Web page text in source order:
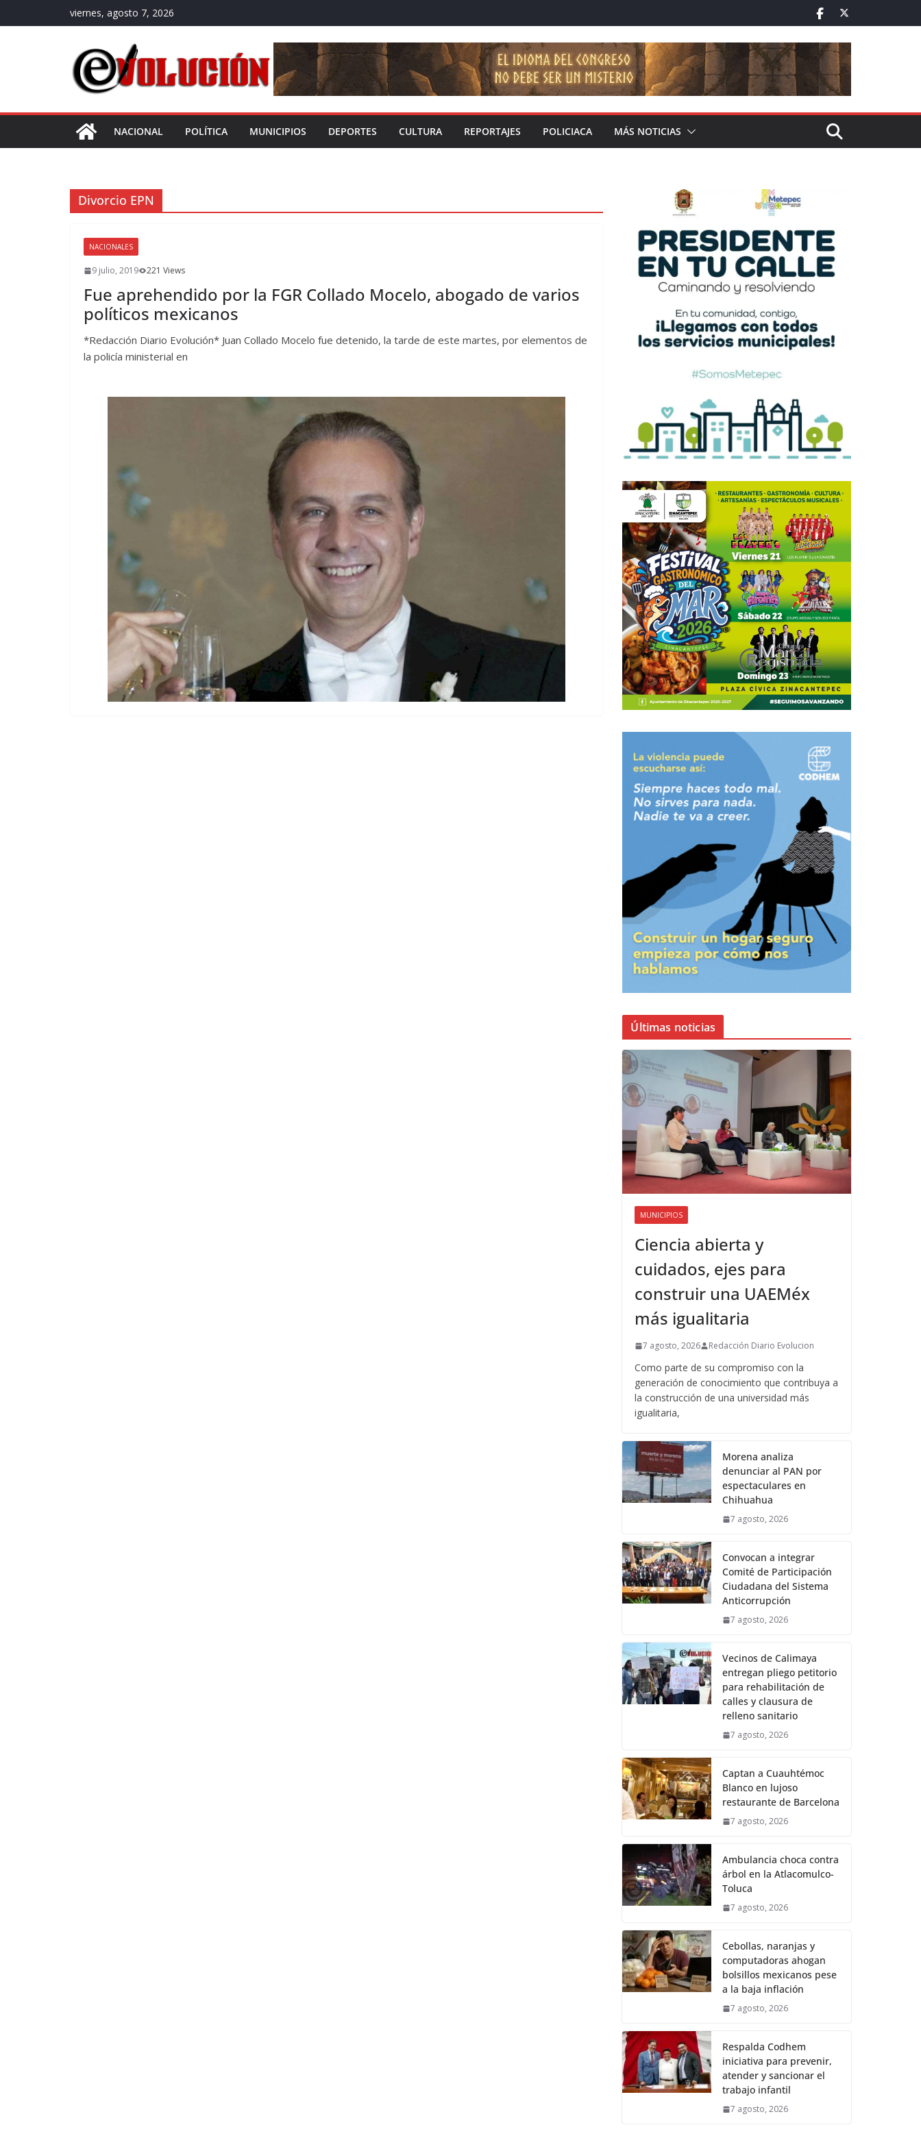
al
viernes, agosto 7, 2026
NACIONAL POLÍTICA MUNICIPIOS DEPORTES CULTURA REPORTAJES POLICIACA MÁS NOTICIAS
Divorcio EPN
NACIONALES
9 julio, 2019 221 Views
Fue aprehendido por la FGR Collado Mocelo, abogado de varios
políticos mexicanos
*Redacción Diario Evolución* Juan Collado Mocelo fue detenido, la tarde de este martes, por elementos de
la policía ministerial en
Últimas noticias
MUNICIPIOS
Ciencia abierta y
cuidados, ejes para
construir una UAEMéx
más igualitaria
7 agosto, 2026 Redacción Diario Evolucion
Como parte de su compromiso con la
generación de conocimiento que contribuya a
la construcción de una universidad más
igualitaria,
Morena analiza
denunciar al PAN por
espectaculares en
Chihuahua
7 agosto, 2026
Convocan a integrar
Comité de Participación
Ciudadana del Sistema
Anticorrupción
7 agosto, 2026
Vecinos de Calimaya
entregan pliego petitorio
para rehabilitación de
calles y clausura de
relleno sanitario
7 agosto, 2026
Captan a Cuauhtémoc
Blanco en lujoso
restaurante de Barcelona
7 agosto, 2026
Ambulancia choca contra
árbol en la Atlacomulco-
Toluca
7 agosto, 2026
Cebollas, naranjas y
computadoras ahogan
bolsillos mexicanos pese
a la baja inflación
7 agosto, 2026
Respalda Codhem
iniciativa para prevenir,
atender y sancionar el
trabajo infantil
7 agosto, 2026